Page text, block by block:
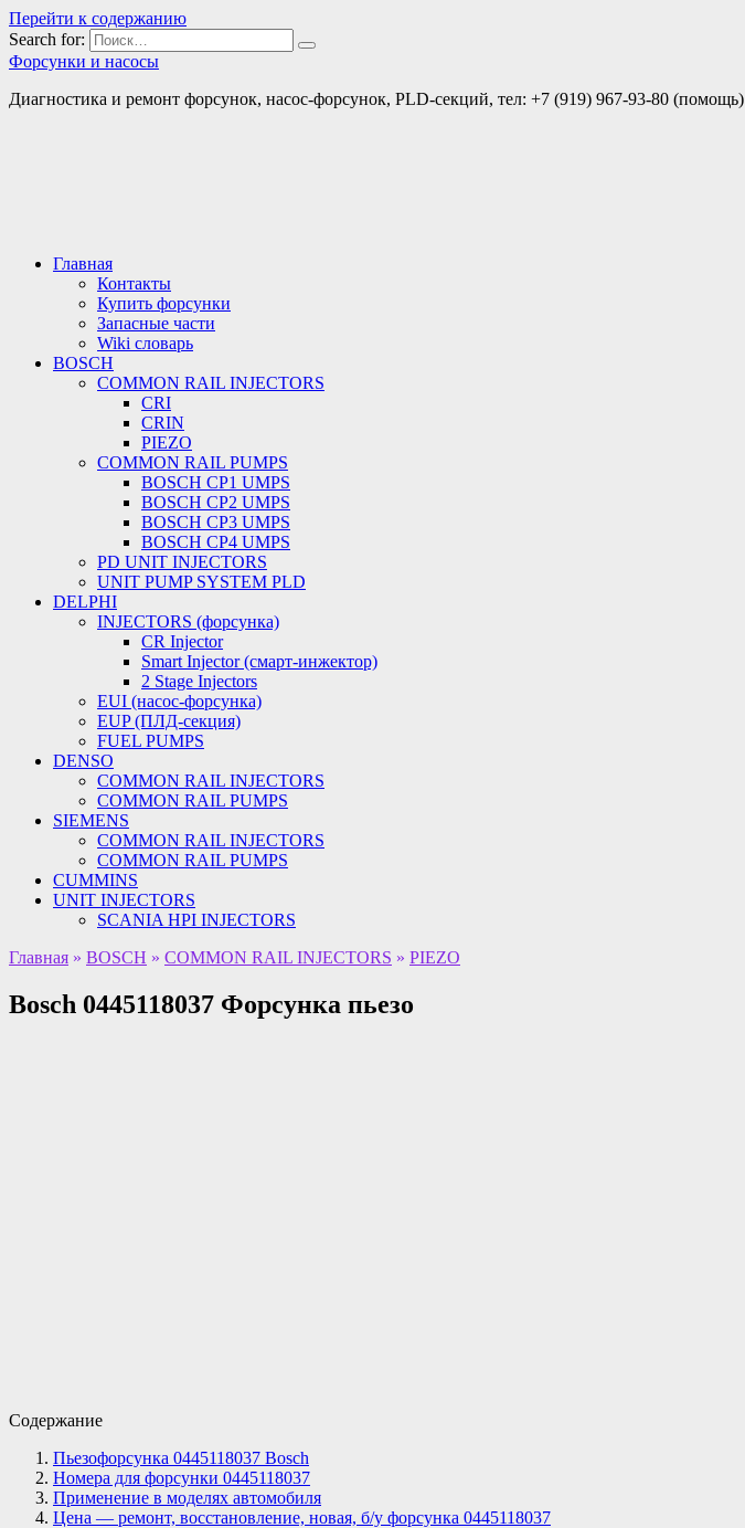
Перейти к содержанию
Search for:
Форсунки и насосы
Диагностика и ремонт форсунок, насос-форсунок, PLD-секций, тел: +7 (919) 967-93-80 (помощь)
Главная
Контакты
Купить форсунки
Запасные части
Wiki словарь
BOSCH
COMMON RAIL INJECTORS
CRI
CRIN
PIEZO
COMMON RAIL PUMPS
BOSCH CP1 UMPS
BOSCH CP2 UMPS
BOSCH CP3 UMPS
BOSCH CP4 UMPS
PD UNIT INJECTORS
UNIT PUMP SYSTEM PLD
DELPHI
INJECTORS (форсунка)
CR Injector
Smart Injector (смарт-инжектор)
2 Stage Injectors
EUI (насос-форсунка)
EUP (ПЛД-секция)
FUEL PUMPS
DENSO
COMMON RAIL INJECTORS
COMMON RAIL PUMPS
SIEMENS
COMMON RAIL INJECTORS
COMMON RAIL PUMPS
CUMMINS
UNIT INJECTORS
SCANIA HPI INJECTORS
Главная » BOSCH » COMMON RAIL INJECTORS » PIEZO
Bosch 0445118037 Форсунка пьезо
Содержание
Пьезофорсунка 0445118037 Bosch
Номера для форсунки 0445118037
Применение в моделях автомобиля
Цена — ремонт, восстановление, новая, б/у форсунка 0445118037